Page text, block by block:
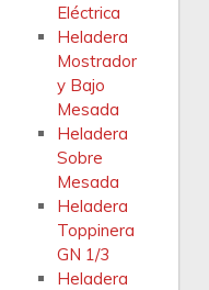
Eléctrica
Heladera
Mostrador
y Bajo
Mesada
Heladera
Sobre
Mesada
Heladera
Toppinera
GN 1/3
Heladera